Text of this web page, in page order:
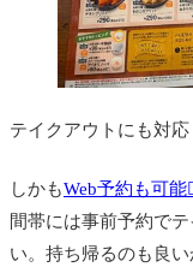
テイクアウトにも対応
しかもWeb予約も可能
間帯には事前予約で
い。持ち帰るのも良い